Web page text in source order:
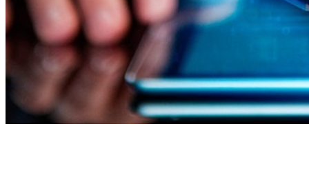
Bragantino